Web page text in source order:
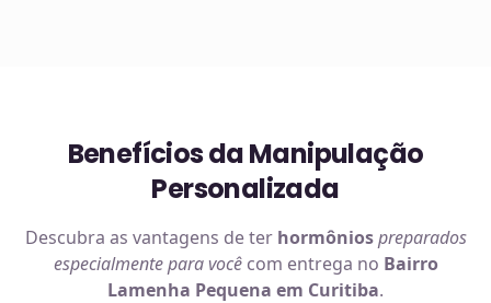
Benefícios da Manipulação
Personalizada
Descubra as vantagens de ter hormônios preparados
especialmente para vocêcom entrega no Bairro
Lamenha Pequena em Curitiba.